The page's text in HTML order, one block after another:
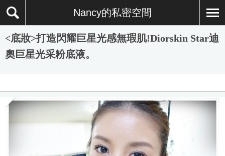
Nancy的私密空間
<底妝>打造閃耀巨星光感無瑕肌!Diorskin Star迪
奧巨星光采粉底液。